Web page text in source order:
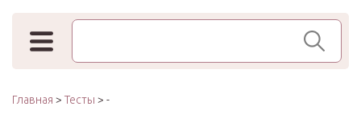
Поиск по сайту
Главная > Тесты > -